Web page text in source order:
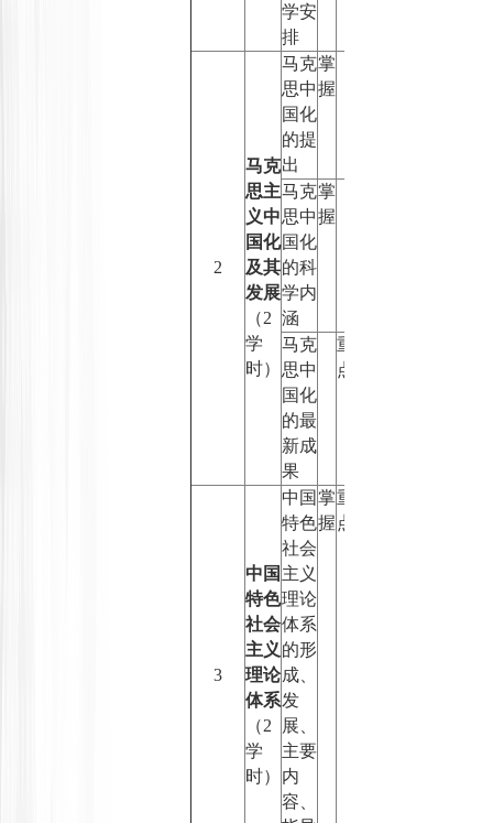
学安
排
2
马克
思主
义中
国化
及其
发展
（2
学
时）
马克
思中
国化
的提
出
掌
握
马克
思中
国化
的科
学内
涵
掌
握
马克
思中
国化
的最
新成
果
重
点
3
中国
特色
社会
主义
理论
体系
（2
学
时）
中国
特色
社会
主义
理论
体系
的形
成、
发
展、
主要
内
容、
掌
握
重
点